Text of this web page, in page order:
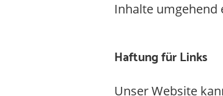
Inhalte umgehend
Haftung für Links
Unser Website